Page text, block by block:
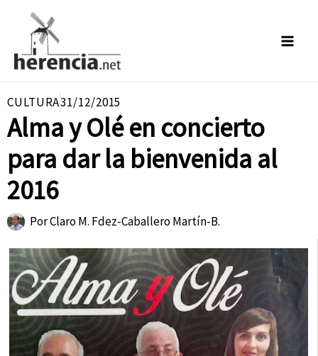
contenido
CULTURA31/12/2015
Alma y Olé en concierto
para dar la bienvenida al
2016
PorClaro M. Fdez-Caballero Martín-B.